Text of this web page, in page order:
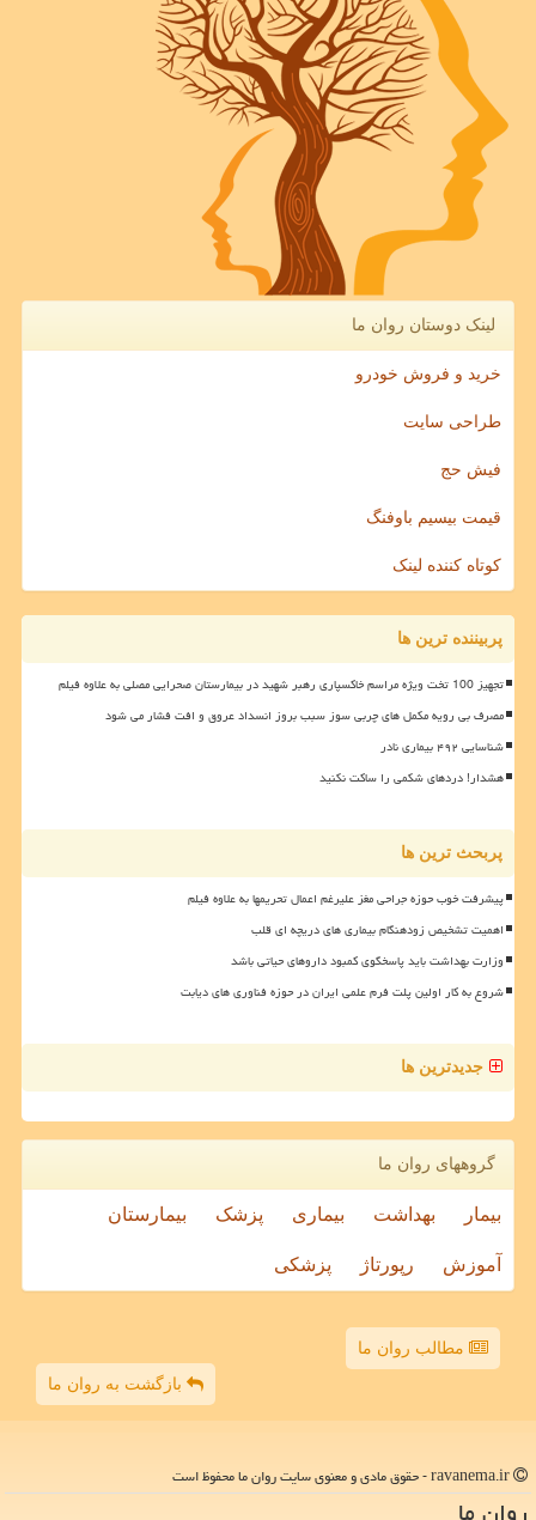
لینک دوستان روان ما
خرید و فروش خودرو
طراحی سایت
فیش حج
قیمت بیسیم باوفنگ
کوتاه کننده لینک
پربیننده ترین ها
تجهیز 100 تخت ویژه مراسم خاکسپاری رهبر شهید در بیمارستان صحرایی مصلی به علاوه فیلم
مصرف بی رویه مکمل های چربی سوز سبب بروز انسداد عروق و افت فشار می شود
شناسایی ۴۹۲ بیماری نادر
هشدار! دردهای شکمی را ساکت نکنید
پربحث ترین ها
پیشرفت خوب حوزه جراحی مغز علیرغم اعمال تحریمها به علاوه فیلم
اهمیت تشخیص زودهنگام بیماری های دریچه ای قلب
وزارت بهداشت باید پاسخگوی کمبود داروهای حیاتی باشد
شروع به کار اولین پلت فرم علمی ایران در حوزه فناوری های دیابت
جدیدترین ها
گروههای روان ما
بیمار بهداشت بیماری پزشک بیمارستان
آموزش رپورتاژ پزشکی
مطالب روان ما
بازگشت به روان ما